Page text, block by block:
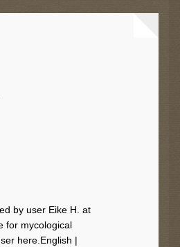
by user Eike H. at
for mycological
here.English |